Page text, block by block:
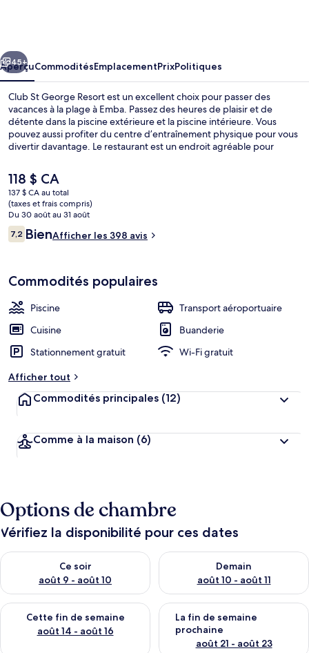
Resort
Suivant
45+
AperçuCommoditésEmplacementPrixPolitiques
Club St George Resort est un excellent choix pour passer des
vacances à la plage à Emba. Passez des heures de plaisir et de
détente dans la piscine extérieure et la piscine intérieure. Vous
pouvez aussi profiter du centre d’entraînement physique pour vous
divertir davantage. Le restaurant est un endroit agréable pour
rafraîchissantes. L’endroit offre piscine pour enfants et terrasse. De
plus, hôtels-résidences disposent de commodités comme des
laveuses et des réfrigérateurs pleine grandeur.
Le
prix
actuel
est
de 118 $ CA
118 $ CA
137 $ CA au total
(taxes et frais compris)
Du 30 août au 31 août
Avis
7,27,2 sur 10 –
BienAfficher les 398 avis
Commodités populaires
Piscine
Transport aéroportuaire
Cuisine
Buanderie
Stationnement gratuit
Wi-Fi gratuit
Afficher tout
Commodités principales (12)
Comme à la maison (6)
Options de chambre
Vérifiez la disponibilité pour ces dates
Ce soir
août 9 - août 10
Vérifier la disponibilité pour ce soir août 9 - août 10
Demain
août 10 - août 11
Vérifier la disponibilité pour
Cette fin de semaine
août 14 - août 16
Vérifier la disponibilité pour cette fin de semaine août 14 -
La fin de semaine
prochaine
août 21 - août 23
Vérifier la disponibilité pour